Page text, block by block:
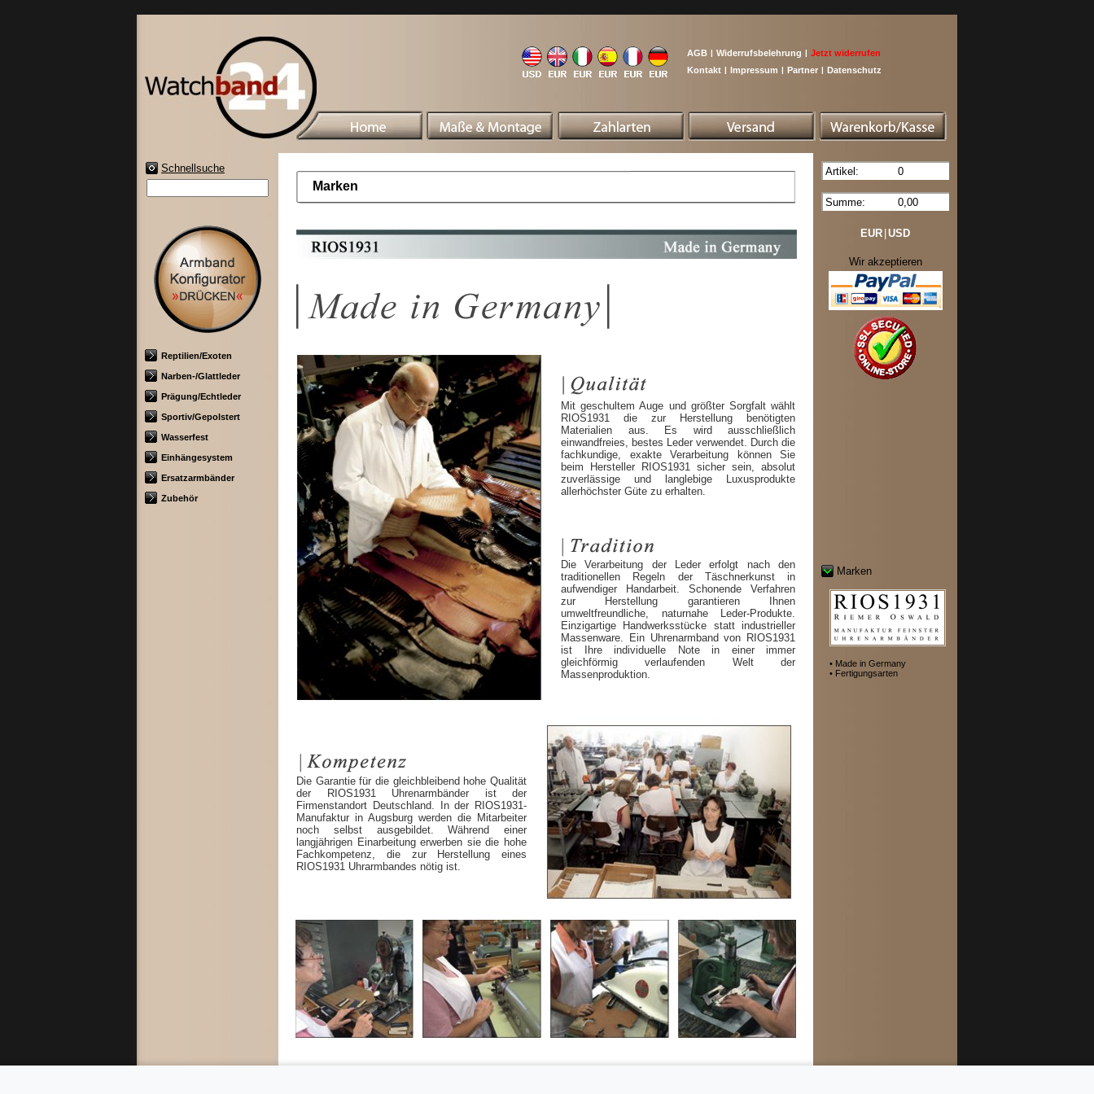
AGB | Widerrufsbelehrung | Jetzt widerrufen
Kontakt | Impressum | Partner | Datenschutz
Schnellsuche
Reptilien/Exoten
Narben-/Glattleder
Prägung/Echtleder
Sportiv/Gepolstert
Wasserfest
Einhängesystem
Ersatzarmbänder
Zubehör
Marken
Mit geschultem Auge und größter Sorgfalt wählt
RIOS1931 die zur Herstellung benötigten
Materialien aus. Es wird ausschließlich
einwandfreies, bestes Leder verwendet. Durch die
fachkundige, exakte Verarbeitung können Sie
beim Hersteller RIOS1931 sicher sein, absolut
zuverlässige und langlebige Luxusprodukte
allerhöchster Güte zu erhalten.
Die Verarbeitung der Leder erfolgt nach den
traditionellen Regeln der Täschnerkunst in
aufwendiger Handarbeit. Schonende Verfahren
zur Herstellung garantieren Ihnen
umweltfreundliche, naturnahe Leder-Produkte.
Einzigartige Handwerksstücke statt industrieller
Massenware. Ein Uhrenarmband von RIOS1931
ist Ihre individuelle Note in einer immer
gleichförmig verlaufenden Welt der
Massenproduktion.
Die Garantie für die gleichbleibend hohe Qualität
der RIOS1931 Uhrenarmbänder ist der
Firmenstandort Deutschland. In der RIOS1931-
Manufaktur in Augsburg werden die Mitarbeiter
noch selbst ausgebildet. Während einer
langjährigen Einarbeitung erwerben sie die hohe
Fachkompetenz, die zur Herstellung eines
RIOS1931 Uhrarmbandes nötig ist.
Artikel: 0
Summe: 0,00
EUR USD
Wir akzeptieren
Marken
• Made in Germany
• Fertigungsarten